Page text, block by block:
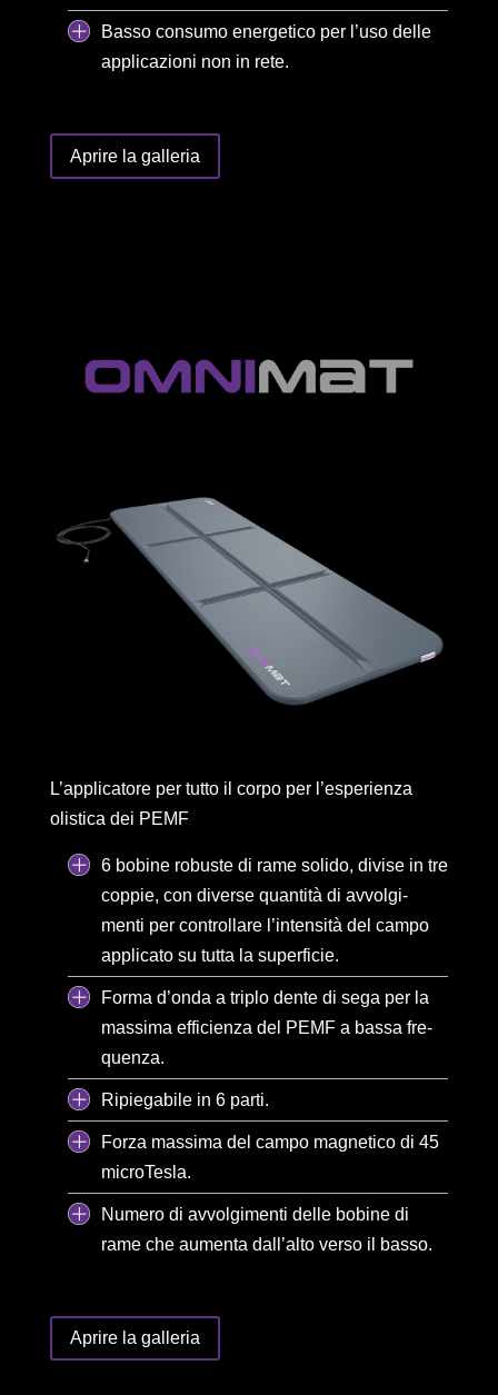
Basso consumo energetico per l’uso delle
applicazioni non in rete.
Aprire la galleria
L’applicatore per tutto il corpo per l’esperienza
olistica dei PEMF
6 bobine robuste di rame solido, divise in tre
coppie, con diverse quantità di avvolgi-
menti per controllare l’intensità del campo
applicato su tutta la superficie.
Forma d’onda a triplo dente di sega per la
massima efficienza del PEMF a bassa fre-
quenza.
Ripiegabile in 6 parti.
Forza massima del campo magnetico di 45
microTesla.
Numero di avvolgimenti delle bobine di
rame che aumenta dall’alto verso il basso.
Aprire la galleria